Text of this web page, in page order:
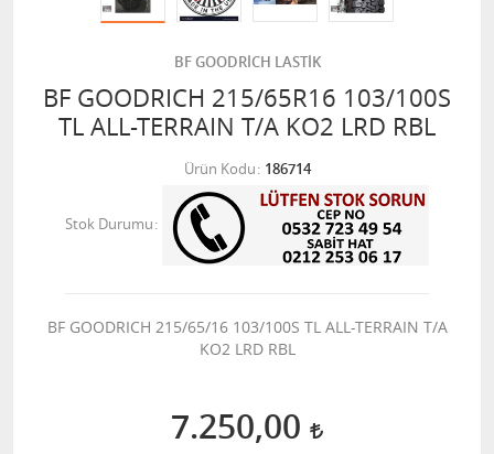
BF GOODRİCH LASTİK
BF GOODRICH 215/65R16 103/100S
TL ALL-TERRAIN T/A KO2 LRD RBL
Ürün Kodu 186714
Stok Durumu
BF GOODRICH 215/65/16 103/100S TL ALL-TERRAIN T/A
KO2 LRD RBL
7.250,00